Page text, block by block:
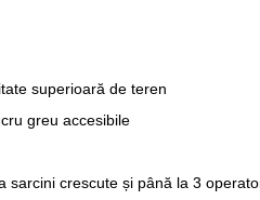
superioară de teren
greu accesibile
sarcini crescute și până la 3